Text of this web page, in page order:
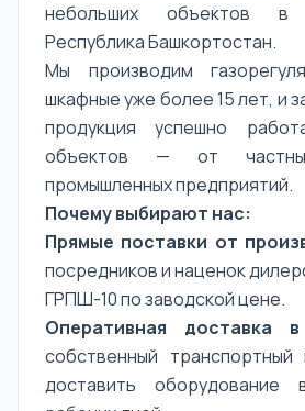
небольших объектов
Республика Башкортостан.
Мы производим
шкафные уже более 15 лет, и
продукция успешно
объектов — от
промышленных предприятий.
Почему выбирают нас:
Прямые поставки от
посредников и наценок
ГРПШ-10 по заводской цене.
Оперативная доставка
собственный транспортный
доставить